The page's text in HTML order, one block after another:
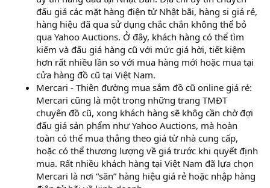
đấu giá các mặt hàng điện tử Nhật bãi, hàng si giá rẻ,
hàng hiệu đã qua sử dụng chắc chắn không thể bỏ
qua Yahoo Auctions. Ở đây, khách hàng có thể tìm
kiếm và đấu giá hàng cũ với mức giá hời, tiết kiệm
hơn rất nhiều lần so với mua hàng mới hoặc mua tại
cửa hàng đồ cũ tại Việt Nam.
Mercari - Thiên đường mua sắm đồ cũ online giá rẻ:
Mercari cũng là một trong những trang TMĐT
chuyên đồ cũ, xong khách hàng sẽ khôg cần chờ đợi
đấu giá sản phẩm như Yahoo Auctions, mà hoàn
toàn có thể mua thẳng theo giá từ nhà cung cấp,
hoặc có thể thương lượng về giá trước khi quyết định
mua. Rất nhiều khách hàng tại Việt Nam đã lựa chọn
Mercari là nơi “săn” hàng hiệu giá rẻ hoặc nhập hàng